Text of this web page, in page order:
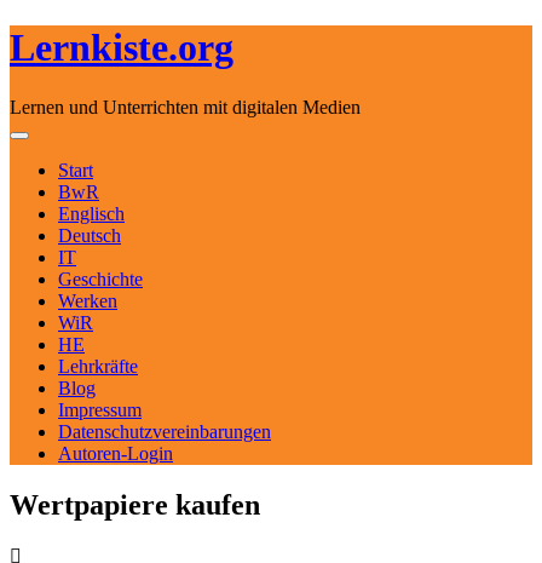
Lernkiste.org
Lernen und Unterrichten mit digitalen Medien
Skip to content
Toggle navigation
Start
BwR
Englisch
Deutsch
IT
Geschichte
Werken
WiR
HE
Lehrkräfte
Blog
Impressum
Datenschutzvereinbarungen
Autoren-Login
Wertpapiere kaufen